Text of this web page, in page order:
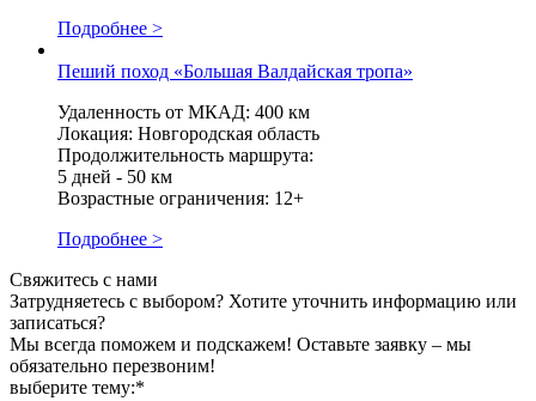
Подробнее >
Пеший поход «Большая Валдайская тропа»
Удаленность от МКАД: 400 км
Локация: Новгородская область
Продолжительность маршрута:
5 дней - 50 км
Возрастные ограничения: 12+
Подробнее >
Свяжитесь с нами
Затрудняетесь с выбором? Хотите уточнить информацию или
записаться?
Мы всегда поможем и подскажем! Оставьте заявку – мы
обязательно перезвоним!
выберите тему:*